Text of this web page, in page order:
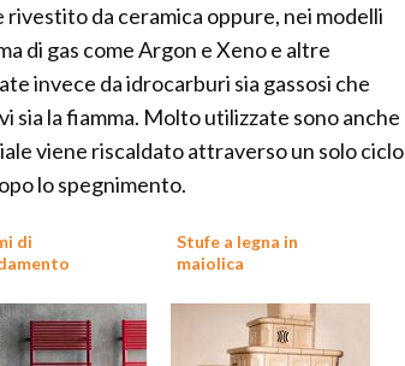
da ceramica oppure, nei modelli
di gas come Argon e Xeno e altre
invece da idrocarburi sia gassosi che
sia la fiamma. Molto utilizzate sono anche
viene riscaldato attraverso un solo ciclo
lo spegnimento.
di
Stufe a legna in
maiolica